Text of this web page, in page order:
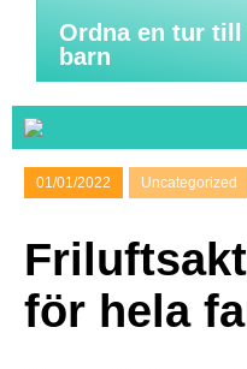
Ordna en tur
barn
01/01/2022 Uncategorized
för hela